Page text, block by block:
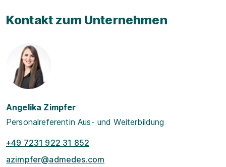
Kontakt zum Unternehmen
Angelika Zimpfer
Personalreferentin Aus- und Weiterbildung
+49 7231 922 31 852
azimpfer@admedes.com